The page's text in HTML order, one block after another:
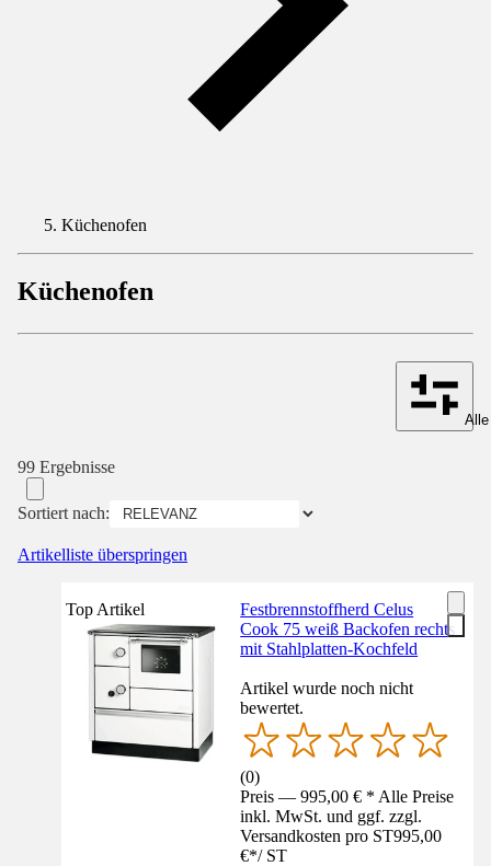
Küchenofen
Küchenofen
99 Ergebnisse
Sortiert nach:
Artikelliste überspringen
Top Artikel
Festbrennstoffherd Celus
Cook 75 weiß Backofen rechts
mit Stahlplatten-Kochfeld
Artikel wurde noch nicht
bewertet.
(0)
Preis — 995,00 € * Alle Preise
inkl. MwSt. und ggf. zzgl.
Versandkosten pro ST995,00
€*/ ST